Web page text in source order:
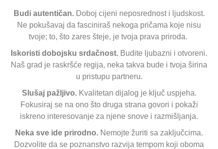
Budi autentičan.Doboj cijeni neposrednost i ljudskost.
Ne pokušavaj da fasciniraš nekoga pričama koje nisu
tvoje; to, što zares šteje, je tvoja prava priroda.
Iskoristi dobojsku srdačnost. Budite ljubazni i otvoreni.
Naš grad je raskršće regija, neka takva bude i tvoja širina
u pristupu partneru.
Slušaj pažljivo.Kvalitetan dijalog je ključ uspjeha.
Fokusiraj se na ono što druga strana govori i pokaži
iskreno interesovanje za njene snove i razmišljanja.
Neka sve ide prirodno. Nemojte žuriti sa zaključcima.
Dozvolite da se poznanstvo razvija tempom koji oboma